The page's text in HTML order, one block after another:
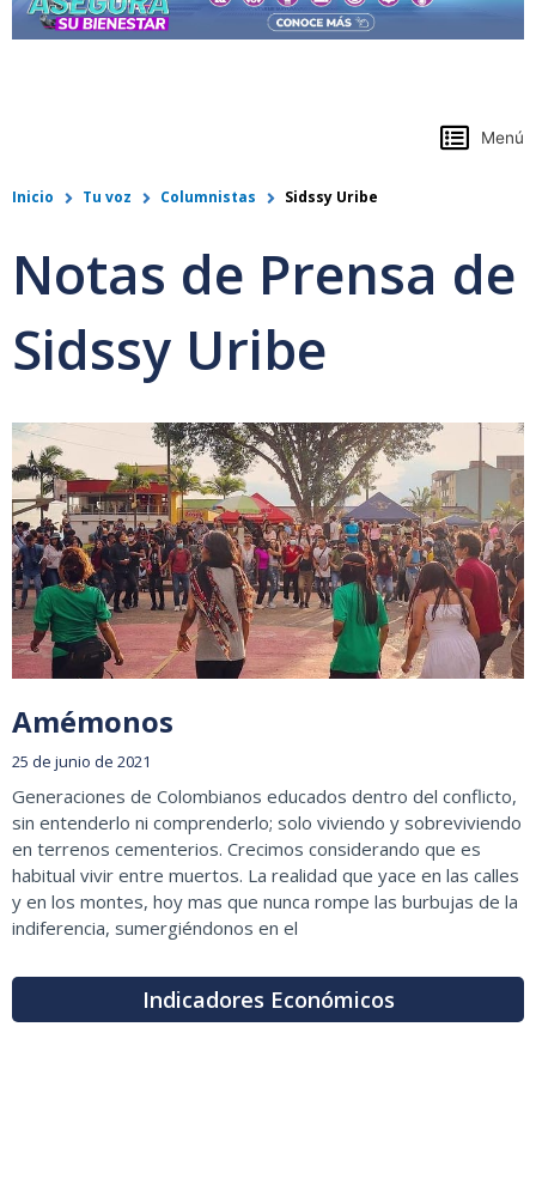
Menú
Inicio Tu voz Columnistas Sidssy Uribe
Notas de Prensa de
Sidssy Uribe
Amémonos
25 de junio de 2021
Generaciones de Colombianos educados dentro del conflicto,
sin entenderlo ni comprenderlo; solo viviendo y sobreviviendo
en terrenos cementerios. Crecimos considerando que es
habitual vivir entre muertos. La realidad que yace en las calles
y en los montes, hoy mas que nunca rompe las burbujas de la
indiferencia, sumergiéndonos en el
Indicadores Económicos